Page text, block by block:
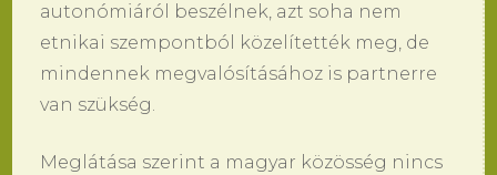
autonómiáról beszélnek, azt soha nem
etnikai szempontból közelítették meg, de
mindennek megvalósításához is partnerre
van szükség.
Meglátása szerint a magyar közösség nincs